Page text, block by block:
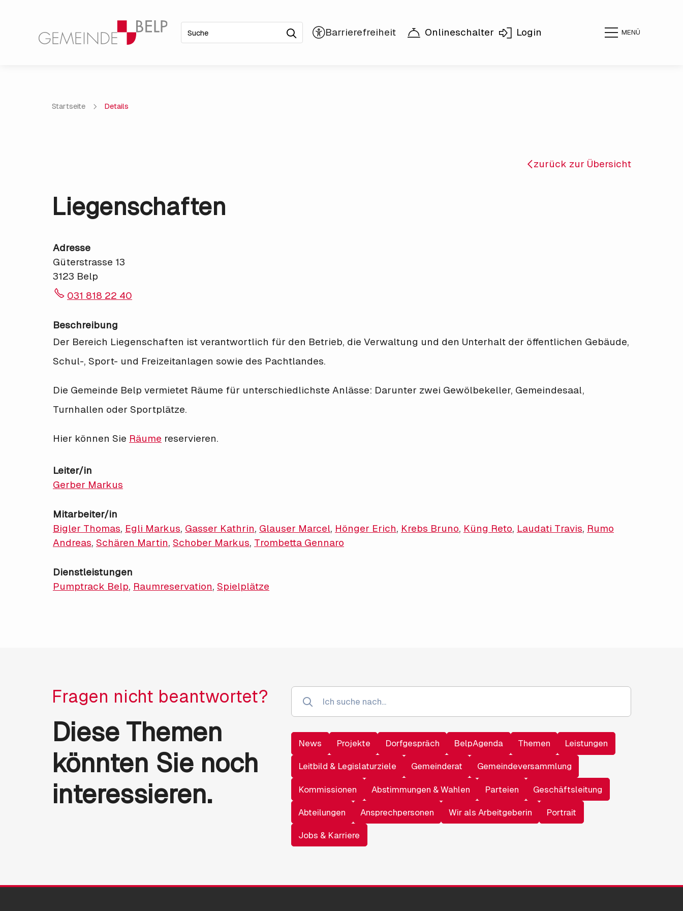
Onlineschalter Login MENÜ
Startseite Details
zurück zur Übersicht
Liegenschaften
Adresse
Güterstrasse 13
3123 Belp
031 818 22 40
Beschreibung
Der Bereich Liegenschaften ist verantwortlich für den Betrieb, die Verwaltung und den Unterhalt der öffentlichen Gebäude,
Schul-, Sport- und Freizeitanlagen sowie des Pachtlandes.
Die Gemeinde Belp vermietet Räume für unterschiedlichste Anlässe: Darunter zwei Gewölbekeller, Gemeindesaal,
Turnhallen oder Sportplätze.
Hier können Sie Räume reservieren.
Leiter/in
Gerber Markus
Mitarbeiter/in
Bigler Thomas, Egli Markus, Gasser Kathrin, Glauser Marcel, Hönger Erich, Krebs Bruno, Küng Reto, Laudati Travis, Rumo
Andreas, Schären Martin, Schober Markus, Trombetta Gennaro
Dienstleistungen
Pumptrack Belp, Raumreservation, Spielplätze
Fragen nicht beantwortet?
Diese Themen
könnten Sie noch
interessieren.
News Projekte Dorfgespräch BelpAgenda Themen Leistungen
Leitbild & Legislaturziele Gemeinderat Gemeindeversammlung
Kommissionen Abstimmungen & Wahlen Parteien Geschäftsleitung
Abteilungen Ansprechpersonen Wir als Arbeitgeberin Portrait
Jobs & Karriere